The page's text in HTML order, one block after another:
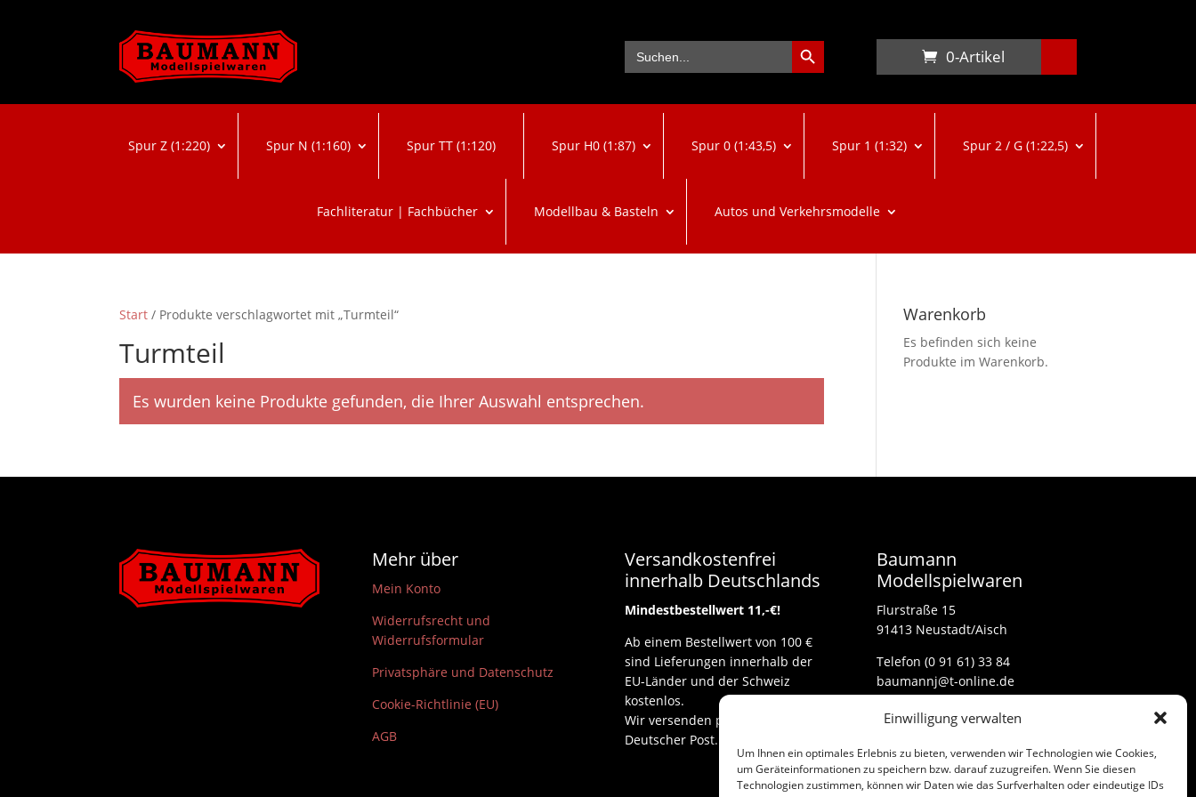
Einwilligung verwalten
Um Ihnen ein optimales Erlebnis zu bieten, verwenden wir Technologien wie Cookies,
um Geräteinformationen zu speichern bzw. darauf zuzugreifen. Wenn Sie diesen
Technologien zustimmen, können wir Daten wie das Surfverhalten oder eindeutige IDs
Search
for:
Search Button
0-Artikel
Spur Z (1:220) Spur N (1:160) Spur TT (1:120) Spur H0 (1:87) Spur 0 (1:43,5) Spur 1 (1:32) Spur 2 / G (1:22,5)
Fachliteratur | Fachbücher Modellbau & Basteln Autos und Verkehrsmodelle
Start / Produkte verschlagwortet mit „Turmteil“
Turmteil
Es wurden keine Produkte gefunden, die Ihrer Auswahl entsprechen.
Warenkorb
Es befinden sich keine
Produkte im Warenkorb.
Mehr über
Mein Konto
Widerrufsrecht und
Widerrufsformular
Privatsphäre und Datenschutz
Cookie-Richtlinie (EU)
AGB
Versandkostenfrei
innerhalb Deutschlands
Mindestbestellwert 11,-€!
Ab einem Bestellwert von 100 €
sind Lieferungen innerhalb der
EU-Länder und der Schweiz
kostenlos.
Wir versenden per DHL und
Deutscher Post.
Baumann
Modellspielwaren
Flurstraße 15
91413 Neustadt/Aisch
Telefon (0 91 61) 33 84
baumannj@t-online.de
Impressum